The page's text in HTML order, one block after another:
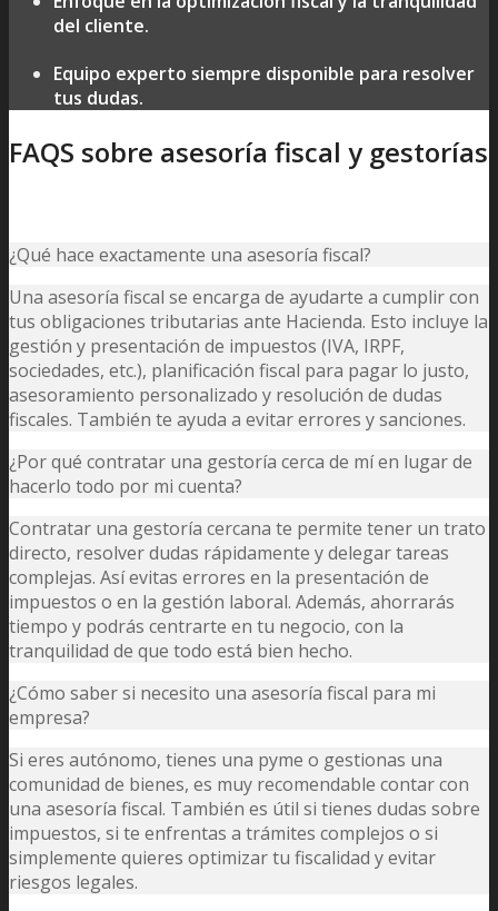
del cliente.
Equipo experto siempre disponible para resolver
tus dudas.
FAQS sobre asesoría fiscal y gestorías
¿Qué hace exactamente una asesoría fiscal?
Una asesoría fiscal se encarga de ayudarte a cumplir con
tus obligaciones tributarias ante Hacienda. Esto incluye la
gestión y presentación de impuestos (IVA, IRPF,
sociedades, etc.), planificación fiscal para pagar lo justo,
asesoramiento personalizado y resolución de dudas
fiscales. También te ayuda a evitar errores y sanciones.
¿Por qué contratar una gestoría cerca de mí en lugar de
hacerlo todo por mi cuenta?
Contratar una gestoría cercana te permite tener un trato
directo, resolver dudas rápidamente y delegar tareas
complejas. Así evitas errores en la presentación de
impuestos o en la gestión laboral. Además, ahorrarás
tiempo y podrás centrarte en tu negocio, con la
tranquilidad de que todo está bien hecho.
¿Cómo saber si necesito una asesoría fiscal para mi
empresa?
Si eres autónomo, tienes una pyme o gestionas una
comunidad de bienes, es muy recomendable contar con
una asesoría fiscal. También es útil si tienes dudas sobre
impuestos, si te enfrentas a trámites complejos o si
simplemente quieres optimizar tu fiscalidad y evitar
riesgos legales.